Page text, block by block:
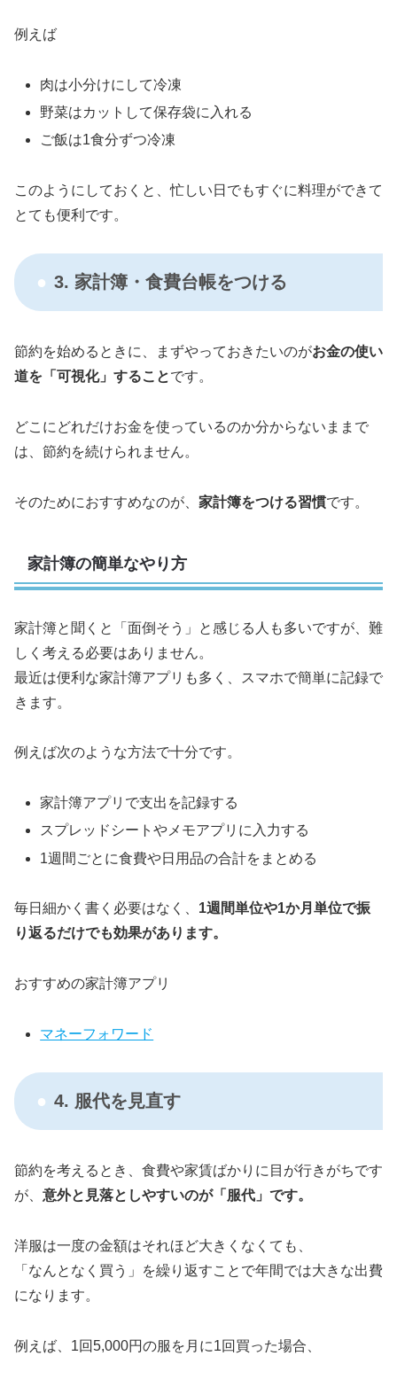
例えば
肉は小分けにして冷凍
野菜はカットして保存袋に入れる
ご飯は1食分ずつ冷凍
このようにしておくと、忙しい日でもすぐに料理ができて
とても便利です。
3. 家計簿・食費台帳をつける
節約を始めるときに、まずやっておきたいのがお金の使い
道を「可視化」することです。
どこにどれだけお金を使っているのか分からないままで
は、節約を続けられません。
そのためにおすすめなのが、 家計簿をつける習慣です。
家計簿の簡単なやり方
家計簿と聞くと「面倒そう」と感じる人も多いですが、難
しく考える必要はありません。
最近は便利な家計簿アプリも多く、スマホで簡単に記録で
きます。
例えば次のような方法で十分です。
家計簿アプリで支出を記録する
スプレッドシートやメモアプリに入力する
1週間ごとに食費や日用品の合計をまとめる
毎日細かく書く必要はなく、 1週間単位や1か月単位で振
り返るだけでも効果があります。
おすすめの家計簿アプリ
マネーフォワード
4. 服代を見直す
節約を考えるとき、食費や家賃ばかりに目が行きがちです
が、 意外と見落としやすいのが「服代」です。
洋服は一度の金額はそれほど大きくなくても、
「なんとなく買う」を繰り返すことで年間では大きな出費
になります。
例えば、1回5,000円の服を月に1回買った場合、